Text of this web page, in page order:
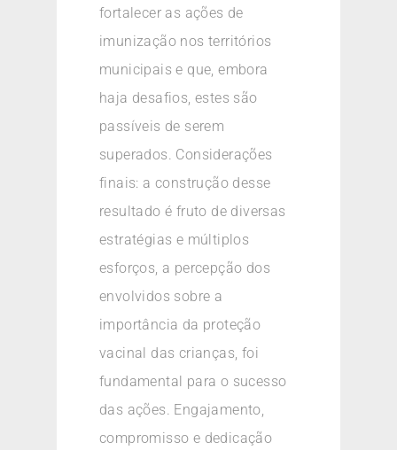
fortalecer as ações de
imunização nos territórios
municipais e que, embora
haja desafios, estes são
passíveis de serem
superados. Considerações
finais: a construção desse
resultado é fruto de diversas
estratégias e múltiplos
esforços, a percepção dos
envolvidos sobre a
importância da proteção
vacinal das crianças, foi
fundamental para o sucesso
das ações. Engajamento,
compromisso e dedicação